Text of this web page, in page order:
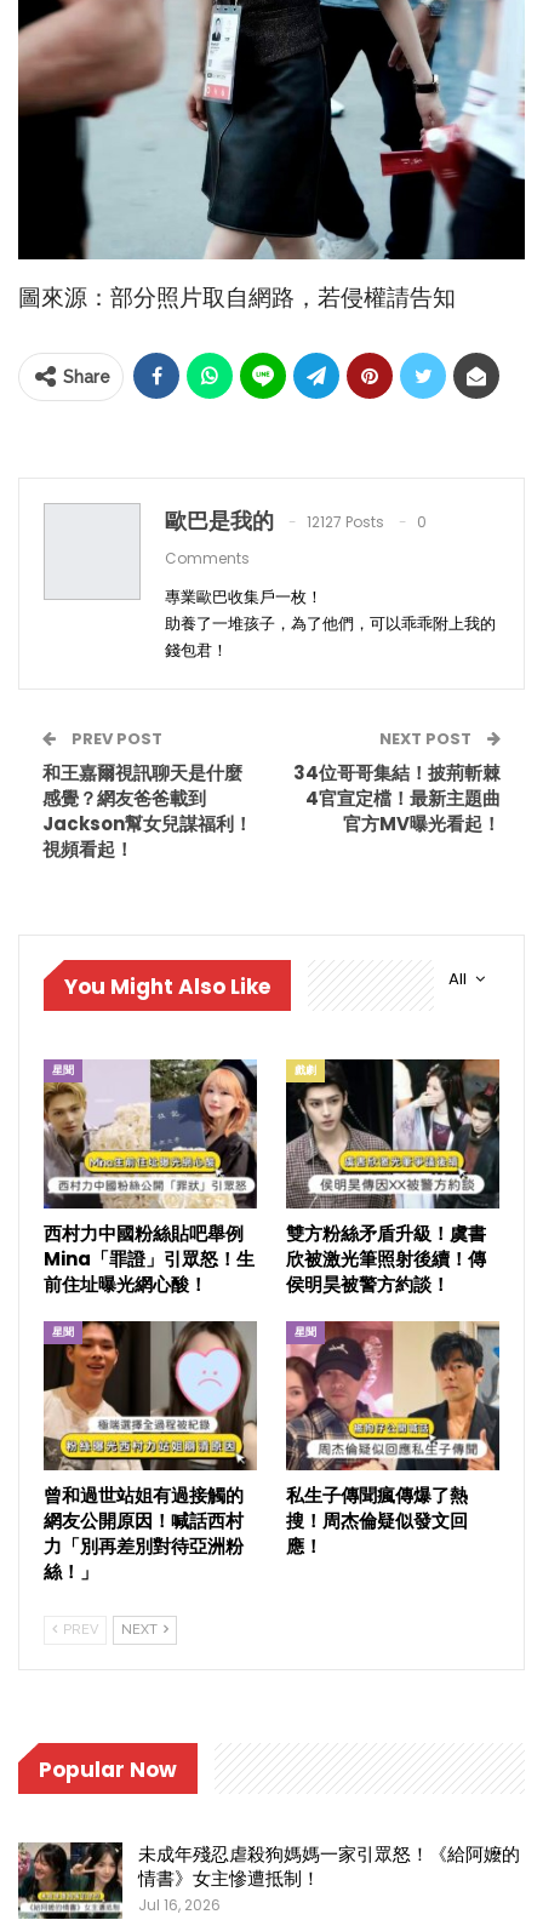
圖來源：部分照片取自網路，若侵權請告知
Share
歐巴是我的 12127 Posts
0
Comments
專業歐巴收集戶一枚！
助養了一堆孩子，為了他們，可以乖乖附上我的
錢包君！
PREV POST
和王嘉爾視訊聊天是什麼
感覺？網友爸爸載到
Jackson幫女兒謀福利！
視頻看起！
NEXT POST
34位哥哥集結！披荊斬棘
4官宣定檔！最新主題曲
官方MV曝光看起！
All
You Might Also Like
星聞
西村力中國粉絲貼吧舉例
Mina「罪證」引眾怒！生
前住址曝光網心酸！
戲劇
雙方粉絲矛盾升級！虞書
欣被激光筆照射後續！傳
侯明昊被警方約談！
星聞
曾和過世站姐有過接觸的
網友公開原因！喊話西村
力「別再差別對待亞洲粉
絲！」
星聞
私生子傳聞瘋傳爆了熱
搜！周杰倫疑似發文回
應！
PREV NEXT
Popular Now
未成年殘忍虐殺狗媽媽一家引眾怒！《給阿嬤的
情書》女主慘遭抵制！
Jul 16, 2026